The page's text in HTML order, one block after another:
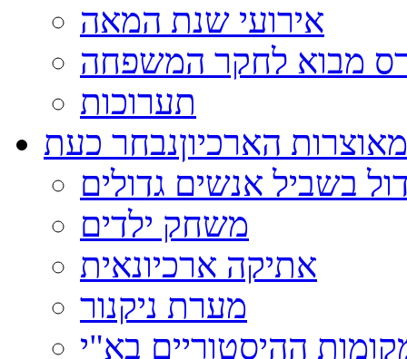
אירועי שנת המאה
מבוא לחקר המשפחה
תערוכות
מאוצרות הארכיוןנבחר כעת
בשביל אנשים גדולים
משחק ילדים
אתיקה ארכיונאית
מערת ניקנור
ההיסטוריים בא"י